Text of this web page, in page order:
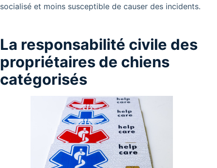
socialisé et moins susceptible de causer des incidents.
La responsabilité civile des
propriétaires de chiens
catégorisés